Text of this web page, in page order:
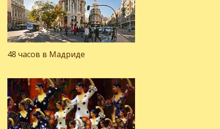
48 часов в Мадриде